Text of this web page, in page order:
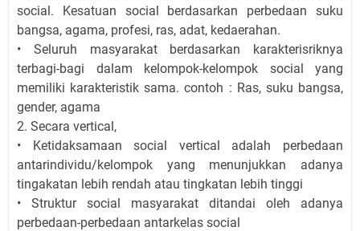
social. Kesatuan social berdasarkan perbedaan suku
bangsa, agama, profesi, ras, adat, kedaerahan.
• Seluruh masyarakat berdasarkan karakterisriknya
terbagi-bagi dalam kelompok-kelompok social yang
memiliki karakteristik sama. contoh : Ras, suku bangsa,
gender, agama
2. Secara vertical,
• Ketidaksamaan social vertical adalah perbedaan
antarindividu/kelompok yang menunjukkan adanya
tingakatan lebih rendah atau tingkatan lebih tinggi
• Struktur social masyarakat ditandai oleh adanya
perbedaan-perbedaan antarkelas social